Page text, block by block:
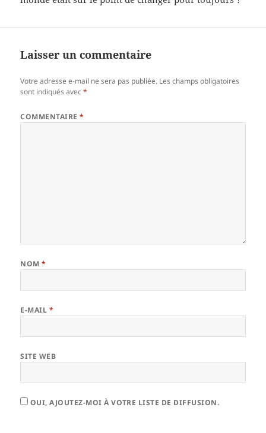
Laisser un commentaire
Votre adresse e-mail ne sera pas publiée. Les champs obligatoires
sont indiqués avec*
COMMENTAIRE*
NOM*
E-MAIL *
SITE WEB
OUI, AJOUTEZ-MOI À VOTRE LISTE DE DIFFUSION.